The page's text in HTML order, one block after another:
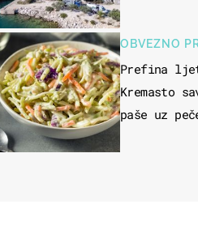
OBVEZNO
Prefina
Kremasto
paše uz